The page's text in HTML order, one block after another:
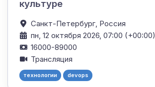
культуре
Санкт-Петербург, Россия
пн, 12 октября 2026, 07:00 (+00:00)
16000-89000
Трансляция
технологии devops